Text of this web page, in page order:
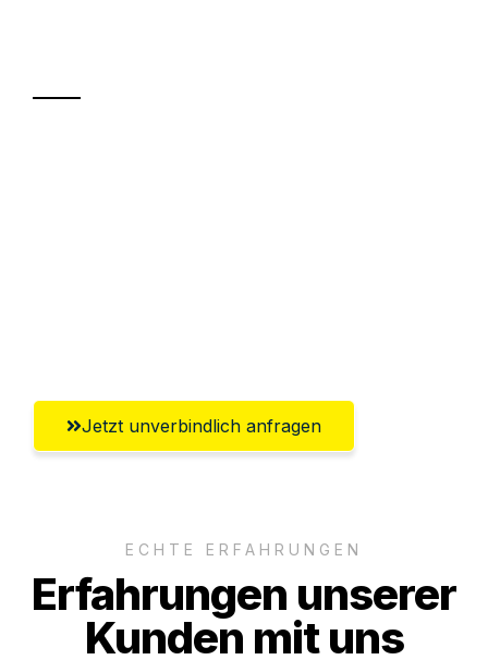
Jetzt unverbindlich anfragen
ECHTE ERFAHRUNGEN
Erfahrungen unserer
Kunden mit uns